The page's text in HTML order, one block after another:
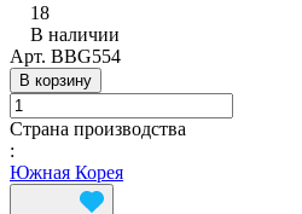
18
В наличии
Арт. BBG554
В корзину
Страна производства
:
Южная Корея